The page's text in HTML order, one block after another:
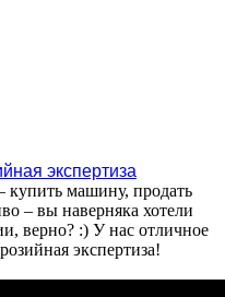
экспертиза
машину, продать
– вы наверняка хотели
верно? :) У нас отличное
экспертиза!